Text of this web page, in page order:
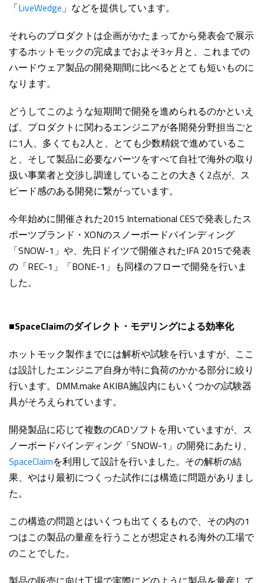
「LiveWedge」などを提供しています。
それらのプロダクトは企画がかたまってから発表会で展示
するホットモックの完成までおよそ3ヶ月と、これまでの
ハードウェア製品の開発期間に比べるととても短いものに
なります。
どうしてこのような短期間で開発を進められるのかといえ
ば、プロダクトに関わるエンジニアが各開発分野担当ごと
に1人、多くても2人と、とても少数精鋭で進めているこ
と、そして製品に必要なパーツをすべて自社で海外の取り
扱い事業者と交渉し調達していることの大きく2点が、ス
ピード感のある開発に繋がっています。
今年始めに開催された2015 International CESで発表したス
ポーツブランド・XONのスノーボードバインディング
「SNOW-1」や、先日ドイツで開催されたIFA 2015で発表
の「REC-1」「BONE-1」も同様のフローで開発を行いま
した。
■SpaceClaimのダイレクト・モデリングによる効率化
ホットモック製作までには解析や試験を行いますが、ここ
は設計したエンジニア自身が特に負荷のかかる部分に絞り
行います。DMM.make AKIBA施設内にもいくつかの試験器
具がそろえられています。
開発製品に応じて複数のCADソフトを用いていますが、ス
ノーボードバインディング「SNOW-1」の開発にあたり、
SpaceClaimを利用して設計を行いました。その解析の結
果、やはり最初につくった試作には構造に問題がありまし
た。
この構造の問題とはいくつも出てくるもので、その内の1
つはこの製品の量産を行うことが想定される海外の工場で
のことでした。